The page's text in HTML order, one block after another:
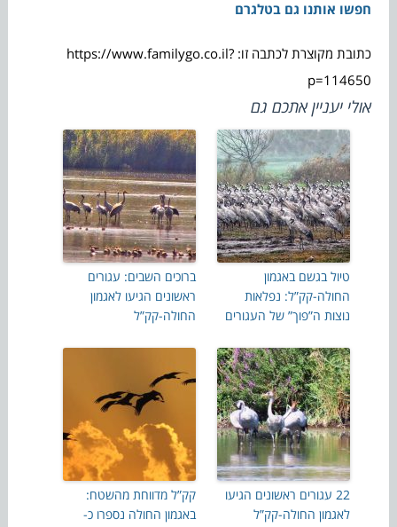
חפשו אותנו גם בטלגרם
כתובת מקוצרת לכתבה זו: https://www.familygo.co.il?
p=114650
אולי יעניין אתכם גם
טיול בגשם באגמון
החולה-קק”ל: נפלאות
נוצות ה”פוך” של העגורים
ברוכים השבים: עגורים
ראשונים הגיעו לאגמון
החולה-קק”ל
22 עגורים ראשונים הגיעו
לאגמון החולה-קק”ל
קק”ל מדווחת מהשטח:
באגמון החולה נספרו כ-